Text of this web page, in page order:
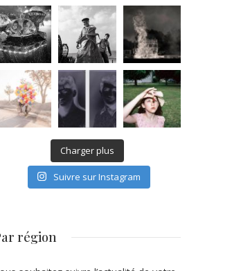
Charger plus
Suivre sur Instagram
région